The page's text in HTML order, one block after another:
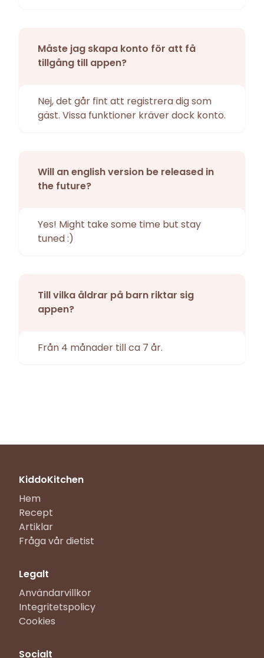
Måste jag skapa konto för att få
tillgång till appen?
Nej, det går fint att registrera dig som
gäst. Vissa funktioner kräver dock konto.
Will an english version be released in
the future?
Yes! Might take some time but stay
tuned :)
Till vilka åldrar på barn riktar sig
appen?
Från 4 månader till ca 7 år.
KiddoKitchen
Hem
Recept
Artiklar
Fråga vår dietist
Legalt
Användarvillkor
Integritetspolicy
Cookies
Socialt